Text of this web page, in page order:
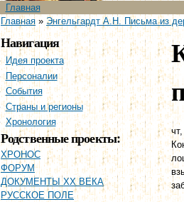
Главное меню
Главная
Вы здесь
Главная» Энгельгардт А.Н. Письма из
Навигация
Идея проекта
Персоналии
События
Страны и регионы
Хронология
Родственные проекты:
ХРОНОС
ФОРУМ
ДОКУМЕНТЫ XX ВЕКА
РУССКОЕ ПОЛЕ